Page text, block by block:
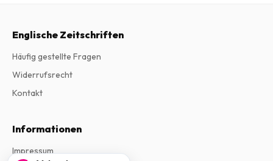
Englische Zeitschriften
Häufig gestellte Fragen
Widerrufsrecht
Kontakt
Informationen
Impressum